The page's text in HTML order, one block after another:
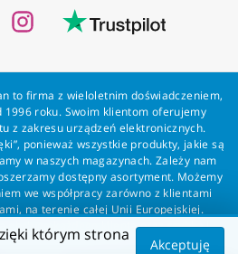
to firma z wieloletnim doświadczeniem,
1996 roku. Swoim klientom oferujemy
z zakresu urządzeń elektronicznych.
ponieważ wszystkie produkty, jakie są
w naszych magazynach. Zależy nam
dostępny asortyment. Możemy
we współpracy zarówno z klientami
na terenie całej Unii Europejskiej.
obsługę każdego klienta oraz szybką i
Wasserman - wszystko dla
którym strona
Akceptuję